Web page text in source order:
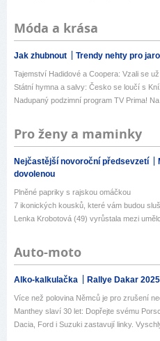
Móda a krása
Jak zhubnout Trendy nehty pro
Tajemství Hadidové a Coopera: Vzali se
Státní hymna a salvy: Česko se loučí s
Nadupaný podzimní program TV Prima!
Pro ženy a maminky
Nejčastější novoroční předsevzetí
dovolenou
Plněné papriky s rajskou omáčkou
7 ikonických kousků, které vám budou
Lenka Krobotová (49) vyrůstala mezi
Auto-moto
Alko-kalkulačka Rallye Dakar 2025
Více než polovina Němců je pro zrušení
Manthey slaví 30 let: Dopřejte svému
Dacia, Ford i Suzuki zastavují linky.